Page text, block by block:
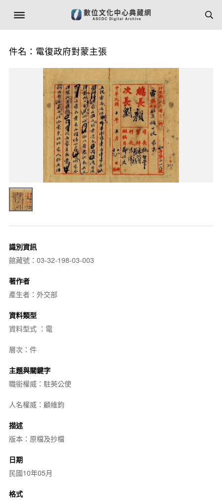
件名：電復政府對蒙主張
識別資訊
館藏號：03-32-198-03-003
著作者
產生者：外交部
資料類型
資料型式 ：電
層次：件
主題與關鍵字
職銜權威：駐英公使
人名權威：顧維鈞
描述
版本：原檔及抄檔
日期
民國10年05月
格式